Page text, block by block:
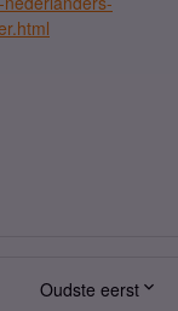
Oudste eerst